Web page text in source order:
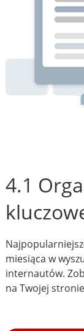
4.1
miesiąca w
internautów.
na Twojej